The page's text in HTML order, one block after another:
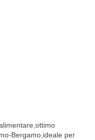
Bergamo,ideale per